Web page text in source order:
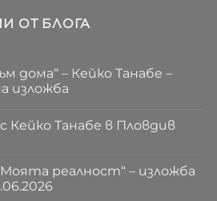
ОТ БЛОГА
дома“ – Кейко Танабе –
изложба
Кейко Танабе в Пловдив
реалност“ – изложба